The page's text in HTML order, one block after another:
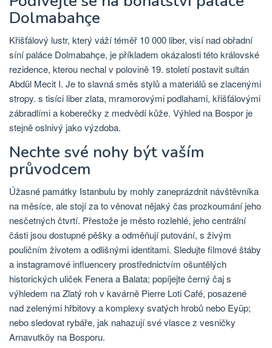
Dolmabahçe
Křišťálový lustr, který váží téměř 10 000 liber, visí nad obřadní
síní paláce Dolmabahçe, je příkladem okázalosti této královské
rezidence, kterou nechal v polovině 19. století postavit sultán
Abdül Mecit I. Je to slavná směs stylů a materiálů se zlacenými
stropy. s tisíci liber zlata, mramorovými podlahami, křišťálovými
zábradlími a koberečky z medvědí kůže. Výhled na Bospor je
stejně oslnivý jako výzdoba.
Nechte své nohy být vaším
průvodcem
Úžasné památky Istanbulu by mohly zaneprázdnit návštěvníka
na měsíce, ale stojí za to věnovat nějaký čas prozkoumání jeho
nesčetných čtvrtí. Přestože je město rozlehlé, jeho centrální
části jsou dostupné pěšky a odměňují putování, s živým
pouličním životem a odlišnými identitami. Sledujte filmové štáby
a instagramové influencery prostřednictvím ošuntělých
historických uliček Fenera a Balata; popíjejte černý čaj s
výhledem na Zlatý roh v kavárně Pierre Loti Café, posazené
nad zelenými hřbitovy a komplexy svatých hrobů nebo Eyüp;
nebo sledovat rybáře, jak nahazují své vlasce z vesničky
Arnavutköy na Bosporu.